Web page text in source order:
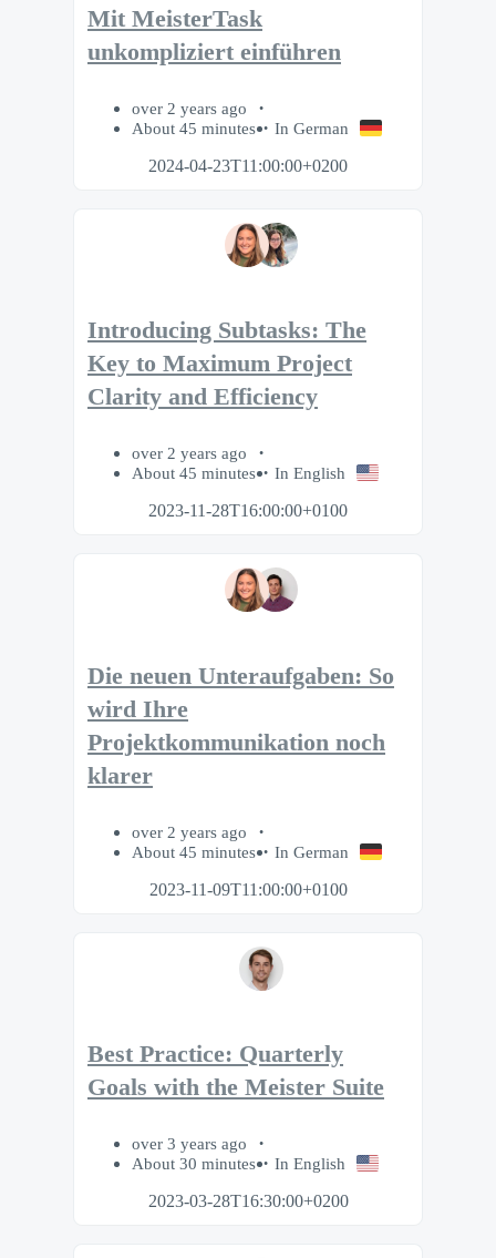
Mit MeisterTask
unkompliziert einführen
over 2 years ago
About 45 minutes
In German
2024-04-23T11:00:00+0200
Introducing Subtasks: The
Key to Maximum Project
Clarity and Efficiency
over 2 years ago
About 45 minutes
In English
2023-11-28T16:00:00+0100
Die neuen Unteraufgaben: So
wird Ihre
Projektkommunikation noch
klarer
over 2 years ago
About 45 minutes
In German
2023-11-09T11:00:00+0100
Best Practice: Quarterly
Goals with the Meister Suite
over 3 years ago
About 30 minutes
In English
2023-03-28T16:30:00+0200